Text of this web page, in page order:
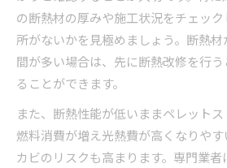
の断熱材の厚みや施工状況をチェッ
所がないかを見極めましょう。断熱
間が多い場合は、先に断熱改修を行
ることができます。
また、断熱性能が低いままペレットス
燃料消費が増え光熱費が高くなりや
カビのリスクも高まります。専門業